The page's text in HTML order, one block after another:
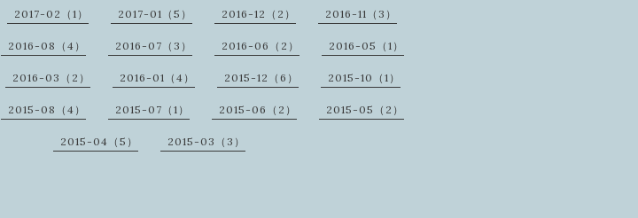
2017-02（1） 2017-01（5） 2016-12（2） 2016-11（3）
2016-08（4） 2016-07（3） 2016-06（2） 2016-05（1）
2016-03（2） 2016-01（4） 2015-12（6） 2015-10（1）
2015-08（4） 2015-07（1） 2015-06（2） 2015-05（2）
2015-04（5） 2015-03（3）